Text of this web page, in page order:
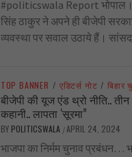
#politicswala Report भोपाल।
सिंह ठाकुर ने अपने ही बीजेपी
व्यवस्था पर सवाल उठाये हैं।
TOP BANNER / एडिटर्स नोट / बिहार
बीजेपी की यूज एंड थ्रो नीति.. तीन
कहानी.. लापता ‘सूरमा”
BY POLITICSWALA /APRIL 24, 2024
भाजपा का निर्मम चुनाव प्रबंधन…